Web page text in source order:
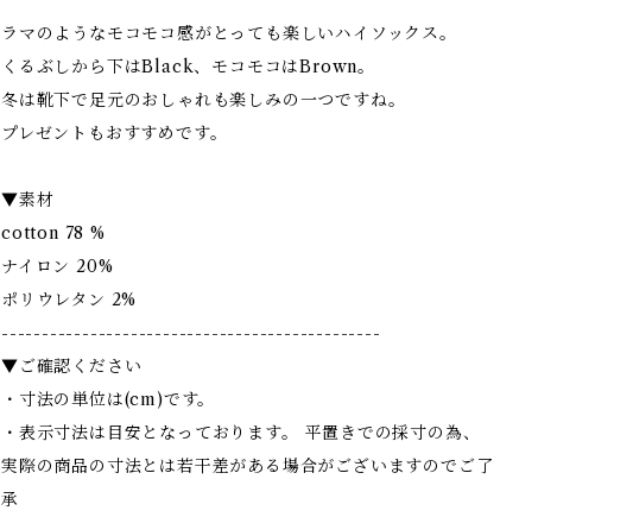
ラマのようなモコモコ感がとっても楽しいハイソックス。
くるぶしから下はBlack、モコモコはBrown。
冬は靴下で足元のおしゃれも楽しみの一つですね。
プレゼントもおすすめです。
▼素材
cotton 78 %
ナイロン 20%
ポリウレタン 2%
-----------------------------------------------
▼ご確認ください
・寸法の単位は(cm)です。
・表示寸法は目安となっております。 平置きでの採寸の為、
実際の商品の寸法とは若干差がある場合がございますのでご了
承